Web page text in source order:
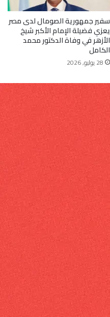
سفير جمهورية الصومال لدى مصر
يعزي فضيلة الإمام الأكبر شيخ
الأزهر في وفاة الدكتور محمد
الكامل
28 يوليو, 2026